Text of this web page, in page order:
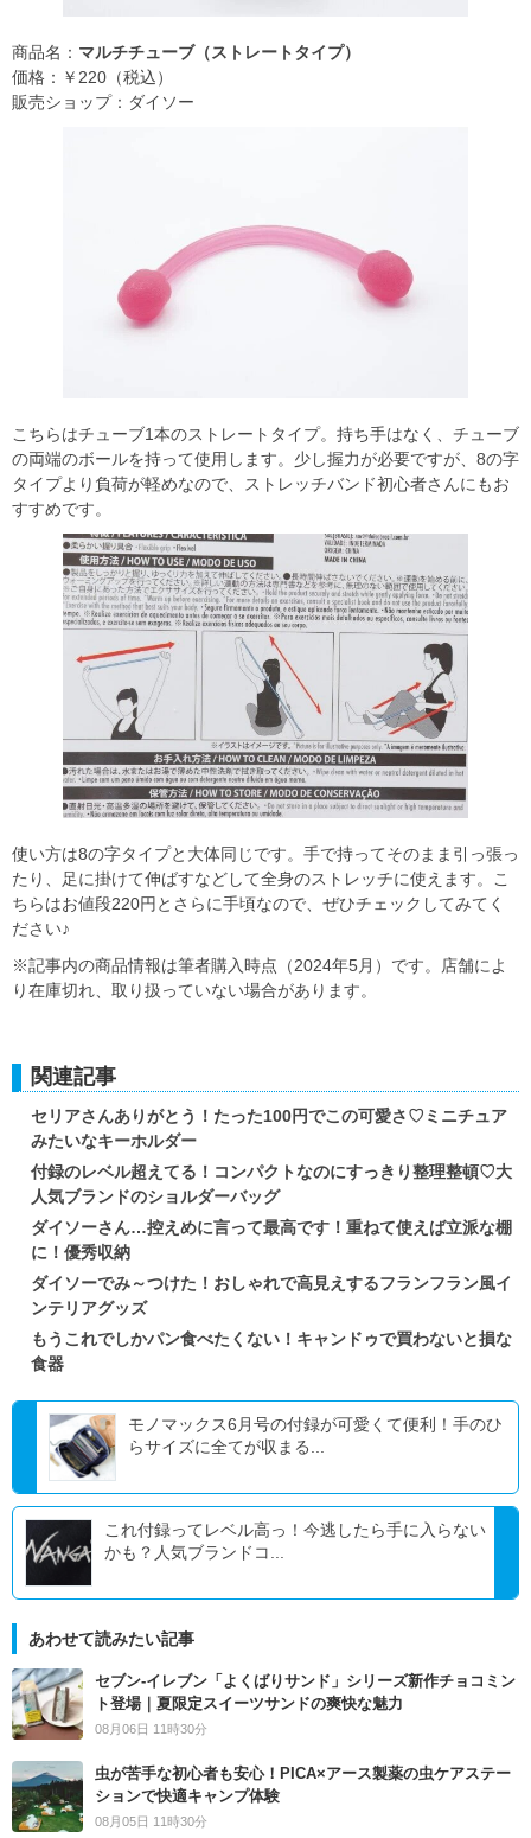
商品名： マルチチューブ（ストレートタイプ）
価格：￥220（税込）
販売ショップ：ダイソー
こちらはチューブ1本のストレートタイプ。持ち手はなく、チューブ
の両端のボールを持って使用します。少し握力が必要ですが、8の字
タイプより負荷が軽めなので、ストレッチバンド初心者さんにもお
すすめです。
使い方は8の字タイプと大体同じです。手で持ってそのまま引っ張っ
たり、足に掛けて伸ばすなどして全身のストレッチに使えます。こ
ちらはお値段220円とさらに手頃なので、ぜひチェックしてみてく
ださい♪
※記事内の商品情報は筆者購入時点（2024年5月）です。店舗によ
り在庫切れ、取り扱っていない場合があります。
関連記事
セリアさんありがとう！たった100円でこの可愛さ♡ミニチュア
みたいなキーホルダー
付録のレベル超えてる！コンパクトなのにすっきり整理整頓♡大
人気ブランドのショルダーバッグ
ダイソーさん…控えめに言って最高です！重ねて使えば立派な棚
に！優秀収納
ダイソーでみ～つけた！おしゃれで高見えするフランフラン風イ
ンテリアグッズ
もうこれでしかパン食べたくない！キャンドゥで買わないと損な
食器
モノマックス6月号の付録が可愛くて便利！手のひ
らサイズに全てが収まる...
これ付録ってレベル高っ！今逃したら手に入らない
かも？人気ブランドコ...
あわせて読みたい記事
セブン‐イレブン「よくばりサンド」シリーズ新作チョコミン
ト登場｜夏限定スイーツサンドの爽快な魅力
08月06日 11時30分
虫が苦手な初心者も安心！PICA×アース製薬の虫ケアステー
ションで快適キャンプ体験
08月05日 11時30分